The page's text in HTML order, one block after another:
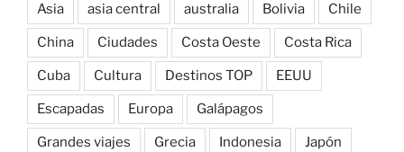
Asia asia central australia Bolivia Chile
China Ciudades Costa Oeste Costa Rica
Cuba Cultura Destinos TOP EEUU
Escapadas Europa Galápagos
Grandes viajes Grecia Indonesia Japón